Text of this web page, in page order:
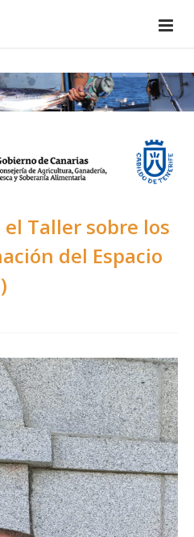
Taller sobre los
del Espacio